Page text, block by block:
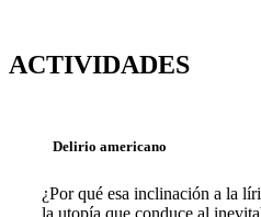
ACTIVIDADES
Delirio americano
¿Por qué esa inclinación a la